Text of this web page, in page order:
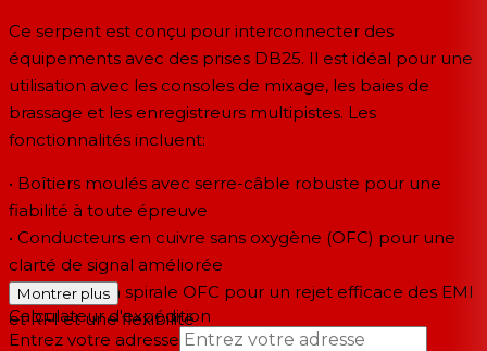
Ce serpent est conçu pour interconnecter des
équipements avec des prises DB25. Il est idéal pour une
utilisation avec les consoles de mixage, les baies de
brassage et les enregistreurs multipistes. Les
fonctionnalités incluent:
• Boîtiers moulés avec serre-câble robuste pour une
fiabilité à toute épreuve
• Conducteurs en cuivre sans oxygène (OFC) pour une
clarté de signal améliorée
• Boucliers en spirale OFC pour un rejet efficace des EMI
et RFI et une flexibilité
Montrer plus
Calculateur d'expédition
Entrez votre adresse